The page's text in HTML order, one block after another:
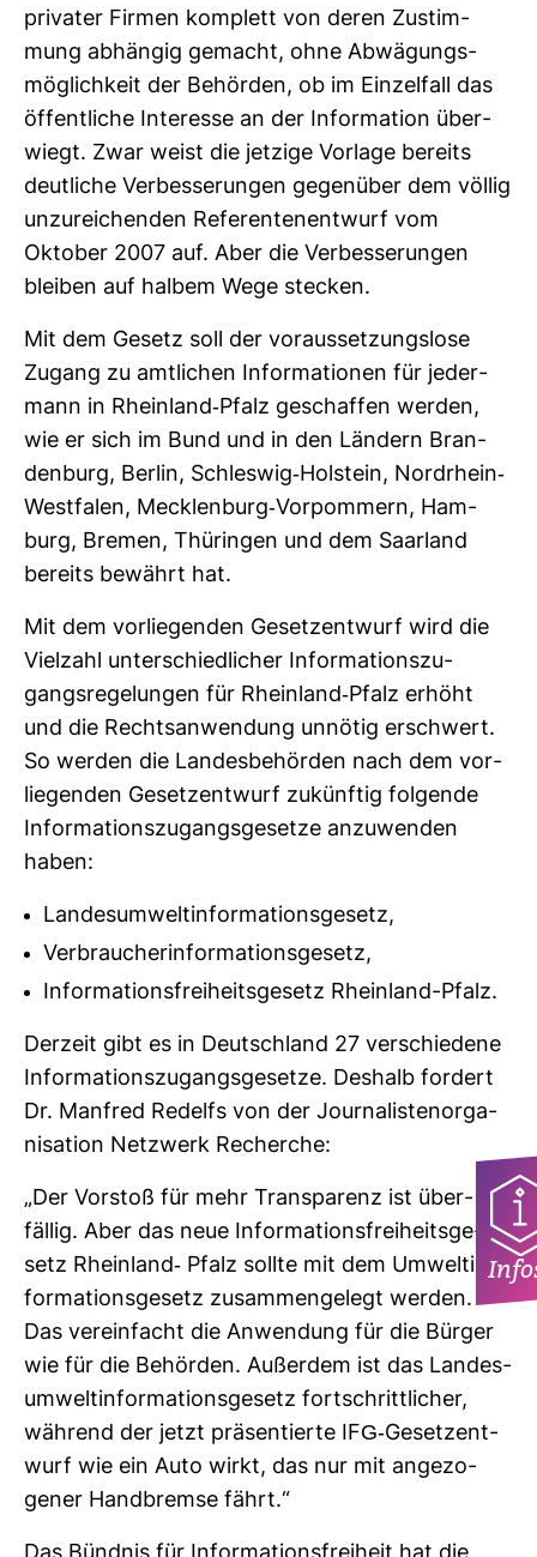
pri­vater Firmen kom­plett von deren Zustim­
mung abhängig gemacht, ohne Abwä­gungs­
mög­lich­keit der Behörden, ob im Ein­zel­fall das
öffent­liche Inter­esse an der Infor­ma­tion über­
wiegt. Zwar weist die jet­zige Vor­lage bereits
deut­liche Ver­bes­se­rungen gegen­über dem völlig
unzu­rei­chenden Refe­ren­ten­ent­wurf vom
Oktober 2007 auf. Aber die Ver­bes­se­rungen
bleiben auf halbem Wege ste­cken.
Mit dem Gesetz soll der vor­aus­set­zungs­lose
Zugang zu amt­li­chen Infor­ma­tionen für jeder­
mann in Rhein­land-​Pfalz geschaffen werden,
wie er sich im Bund und in den Län­dern Bran­
den­burg, Berlin, Schleswig-​Hol­stein, Nord­rhein-​
West­falen, Meck­len­burg-​Vor­pom­mern, Ham­
burg, Bremen, Thü­ringen und dem Saar­land
bereits bewährt hat.
Mit dem vor­lie­genden Gesetz­ent­wurf wird die
Viel­zahl unter­schied­li­cher Infor­ma­ti­ons­zu­
gangs­re­ge­lungen für Rhein­land-​Pfalz erhöht
und die Rechts­an­wen­dung unnötig erschwert.
So werden die Lan­des­be­hörden nach dem vor­
lie­genden Gesetz­ent­wurf zukünftig fol­gende
Infor­ma­ti­ons­zu­gangs­ge­setze anzu­wenden
haben:
Landesumweltinformationsgesetz,
Verbraucherinformationsgesetz,
Informationsfreiheitsgesetz Rheinland-Pfalz.
Der­zeit gibt es in Deutsch­land 27 ver­schie­dene
Infor­ma­ti­ons­zu­gangs­ge­setze. Des­halb for­dert
Dr. Man­fred Redelfs von der Jour­na­lis­ten­or­ga­
ni­sa­tion Netz­werk Recherche:
„Der Vor­stoß für mehr Trans­pa­renz ist über­
fällig. Aber das neue Infor­ma­ti­ons­frei­heits­ge­
setz Rhein­land-​ Pfalz sollte mit dem Umwelt­in­
for­ma­ti­ons­ge­setz zusam­men­ge­legt werden.
Das ver­ein­facht die Anwen­dung für die Bürger
wie für die Behörden. Außerdem ist das Lan­des­
um­welt­in­for­ma­ti­ons­ge­setz fort­schritt­li­cher,
wäh­rend der jetzt prä­sen­tierte IFG-​Gesetz­ent­
wurf wie ein Auto wirkt, das nur mit ange­zo­
gener Hand­bremse fährt.“